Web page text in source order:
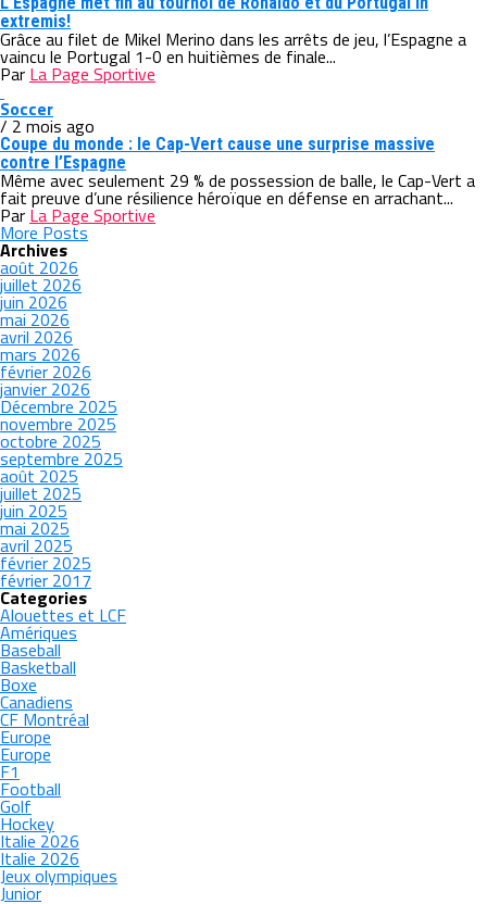
extremis!
Grâce au filet de Mikel Merino dans les arrêts de jeu, l’Espagne a
vaincu le Portugal 1-0 en huitièmes de finale...
Par La Page Sportive
Soccer
/ 2 mois ago
Coupe du monde : le Cap-Vert cause une surprise massive
contre l’Espagne
Même avec seulement 29 % de possession de balle, le Cap-Vert a
fait preuve d’une résilience héroïque en défense en arrachant...
Par La Page Sportive
More Posts
Archives
août 2026
juillet 2026
juin 2026
mai 2026
avril 2026
mars 2026
février 2026
janvier 2026
Décembre 2025
novembre 2025
octobre 2025
septembre 2025
août 2025
juillet 2025
juin 2025
mai 2025
avril 2025
février 2025
février 2017
Categories
Alouettes et LCF
Amériques
Baseball
Basketball
Boxe
Canadiens
CF Montréal
Europe
Europe
F1
Football
Golf
Hockey
Italie 2026
Italie 2026
Jeux olympiques
Junior